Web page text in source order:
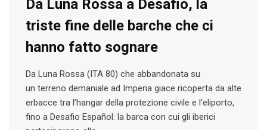
Da Luna Rossa a Desafio, la
triste fine delle barche che ci
hanno fatto sognare
Da Luna Rossa (ITA 80) che abbandonata su
un terreno demaniale ad Imperia giace ricoperta da alte
erbacce tra l’hangar della protezione civile e l’eliporto,
fino a Desafio Español: la barca con cui gli iberici